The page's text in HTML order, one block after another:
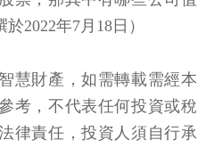
2022年7月18日）
慧財產，如需轉載需經本
考，不代表任何投資或稅
律責任，投資人須自行承